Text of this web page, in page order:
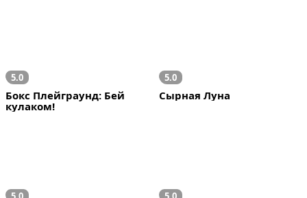
5.0
Бокс Плейграунд: Бей
кулаком!
5.0
Сырная Луна